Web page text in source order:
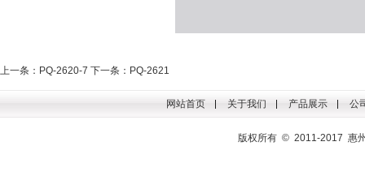
上一条：PQ-2620-7 下一条：PQ-2621
网站首页 关于我们 产品展示 公
版权所有 © 2011-2017 惠